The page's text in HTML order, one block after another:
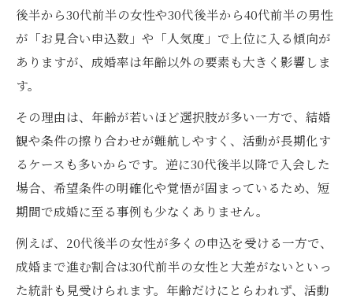
後半から30代前半の女性や30代後半から40代前半の男性
が「お見合い申込数」や「人気度」で上位に入る傾向が
ありますが、成婚率は年齢以外の要素も大きく影響しま
す。
その理由は、年齢が若いほど選択肢が多い一方で、結婚
観や条件の擦り合わせが難航しやすく、活動が長期化す
るケースも多いからです。逆に30代後半以降で入会した
場合、希望条件の明確化や覚悟が固まっているため、短
期間で成婚に至る事例も少なくありません。
例えば、20代後半の女性が多くの申込を受ける一方で、
成婚まで進む割合は30代前半の女性と大差がないといっ
た統計も見受けられます。年齢だけにとらわれず、活動